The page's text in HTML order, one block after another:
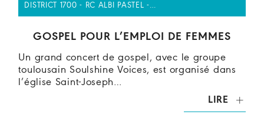
DISTRICT 1700 - RC ALBI PASTEL -…
GOSPEL POUR L’EMPLOI DE FEMMES
Un grand concert de gospel, avec le groupe
toulousain Soulshine Voices, est organisé dans
l’église Saint-Joseph…
LIRE